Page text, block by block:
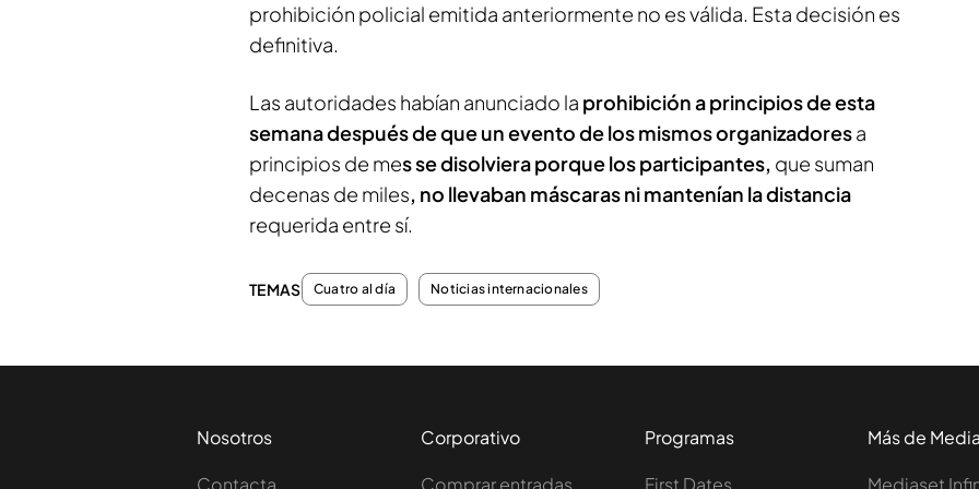
prohibición policial emitida anteriormente no es válida. Esta decisión es
definitiva.
Las autoridades habían anunciado la prohibición a principios de esta
semana después de que un evento de los mismos organizadoresa
principios de mes se disolviera porque los participantes, que suman
decenas de miles, no llevaban máscaras ni mantenían la distancia
requerida entre sí.
TEMAS Cuatro al día Noticias internacionales
Nosotros
Contacta
Corporativo
Comprar entradas
Programas
First Dates
Más de
Mediaset